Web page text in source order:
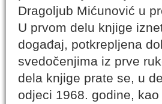
Dragoljub Mićunović u
U prvom delu knjige
događaj, potkrepljena
svedočenjima iz prve
dela knjige prate se, u
odjeci 1968. godine,